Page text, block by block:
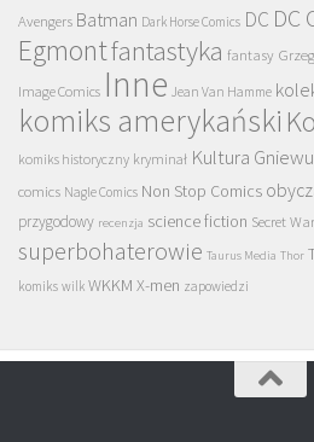
Avengers Batman Dark Horse Comics DC DC
Egmontfantastyka fantasy
Image Comics Inne Jean Van Hamme
komiks amerykański
komiks historyczny kryminał Kultura Gniewu
comics Nagle Comics Non Stop Comics
przygodowy recenzja science fiction Secret
superbohaterowie Taurus Media Thor
komiks wilk WKKM X-men zapowiedzi